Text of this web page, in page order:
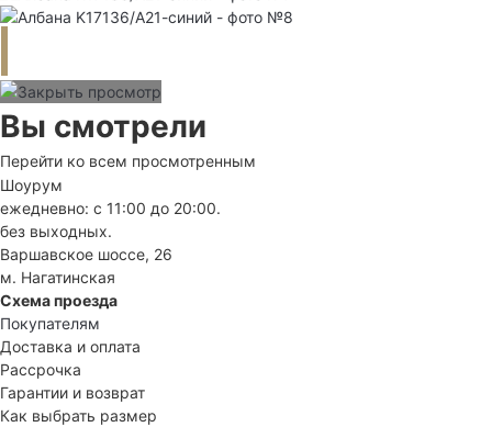
Вы смотрели
Перейти ко всем просмотренным
Шоурум
ежедневно: с 11:00 до 20:00.
без выходных.
Варшавское шоссе, 26
м. Нагатинская
Схема проезда
Покупателям
Доставка и оплата
Рассрочка
Гарантии и возврат
Как выбрать размер